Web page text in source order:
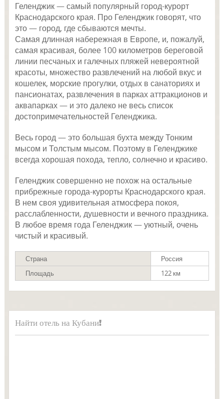
Геленджик — самый популярный город-курорт
Краснодарского края. Про Геленджик говорят, что
это — город, где сбываются мечты.
Самая длинная набережная в Европе, и, пожалуй,
самая красивая, более 100 километров береговой
линии песчаных и галечных пляжей невероятной
красоты, множество развлечений на любой вкус и
кошелек, морские прогулки, отдых в санаториях и
пансионатах, развлечения в парках аттракционов и
аквапарках — и это далеко не весь список
достопримечательностей Геленджика.
Весь город — это большая бухта между Тонким
мысом и Толстым мысом. Поэтому в Геленджике
всегда хорошая похода, тепло, солнечно и красиво.
Геленджик совершенно не похож на остальные
прибрежные города-курорты Краснодарского края.
В нем своя удивительная атмосфера покоя,
расслабленности, душевности и вечного праздника.
В любое время года Геленджик — уютный, очень
чистый и красивый.
Страна
Россия
Площадь
122 км
Найти отель на Кубани!